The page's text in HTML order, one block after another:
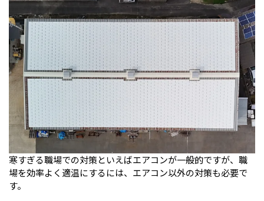
寒すぎる職場での対策といえばエアコンが一般的ですが、職
場を効率よく適温にするには、エアコン以外の対策も必要で
す。